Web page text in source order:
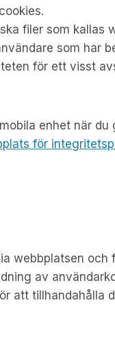
filer som kallas
som har
för ett visst
enhet när du
för
webbplatsen och
av
att tillhandahålla